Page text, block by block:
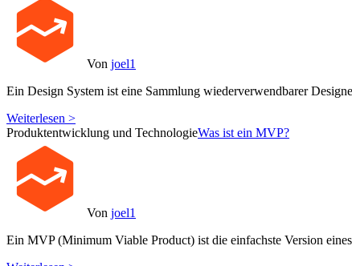
Von joel1
Ein Design System ist eine Sammlung wiederverwendbarer
Weiterlesen >
Produktentwicklung und TechnologieWas ist ein MVP?
Von joel1
Ein MVP (Minimum Viable Product) ist die einfachste Version